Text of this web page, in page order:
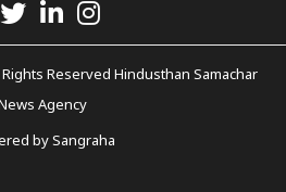
Reserved Hindusthan Samachar
Agency
bySangraha